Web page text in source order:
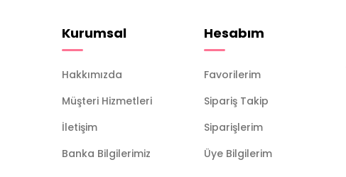
Kurumsal
Hakkımızda
Müşteri Hizmetleri
İletişim
Banka Bilgilerimiz
Hesabım
Favorilerim
Sipariş Takip
Siparişlerim
Üye Bilgilerim